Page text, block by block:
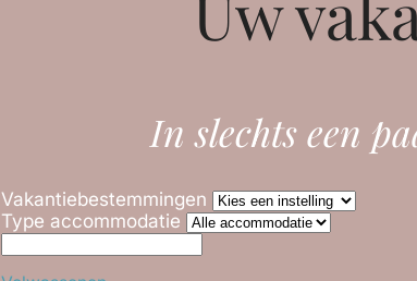
In slechts een
Vakantiebestemmingen
Type accommodatie